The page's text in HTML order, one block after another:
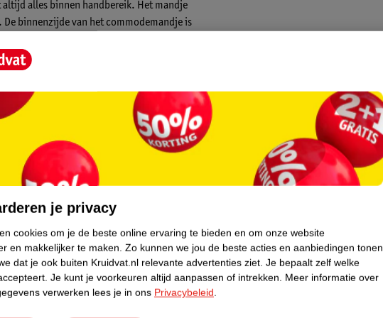
alles binnen handbereik. Het mandje
binnenzijde van het commodemandje is
verwerkt, wat zorgt voor een
zien in de stof en hierdoor heeft het
van dit moment!
je privacy
cookies om je de beste online ervaring te bieden en om onze website
en makkelijker te maken. Zo kunnen we jou de beste acties en aanbiedingen tonen
dat je ook buiten Kruidvat.nl relevante advertenties ziet. Je bepaalt zelf welke
Je kunt je voorkeuren altijd aanpassen of intrekken. Meer informatie over
verwerken lees je in ons Privacybeleid.